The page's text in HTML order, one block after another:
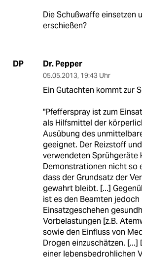
Die Schußwaffe einsetzen
erschießen?
DP Dr. Pepper
05.05.2013, 19:43 Uhr
Ein Gutachten kommt zur
"Pfefferspray ist zum
als Hilfsmittel der
Ausübung des
geeignet. Der Reizstoff
verwendeten Sprühgeräte
Demonstrationen nicht so
dass der Grundsatz der
gewahrt bleibt. [...]
ist es den Beamten
Einsatzgeschehen
Vorbelastungen [z.B.
sowie den Einfluss von
Drogen einzuschätzen. [...]
einer lebensbedrohlichen